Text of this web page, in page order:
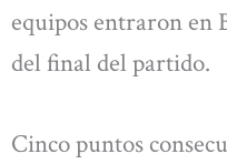
equipos entraron en
del final del partido.
Cinco puntos